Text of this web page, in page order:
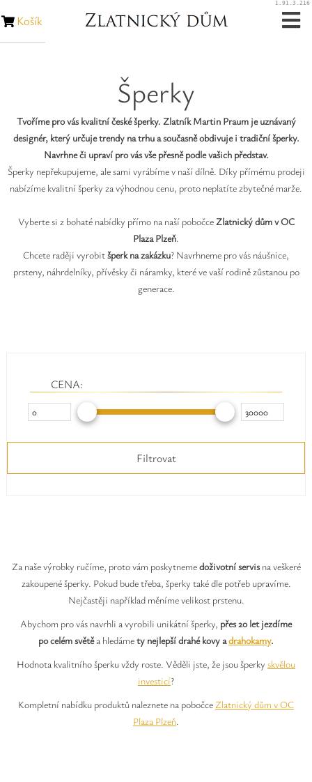
Snubní prsteny
Zakázková výroba
Opravy šperků
Diamanty
Rubíny
Košík
1.91.3.216
Šperky
Tvoříme pro vás kvalitní české šperky. Zlatník Martin Praum je uznávaný
designér, který určuje trendy na trhu a současně obdivuje i tradiční šperky.
Navrhne či upraví pro vás vše přesně podle vašich představ.
Šperky nepřekupujeme, ale sami vyrábíme v naší dílně. Díky přímému prodeji
nabízíme kvalitní šperky za výhodnou cenu, proto neplatíte zbytečné marže.
Vyberte si z bohaté nabídky přímo na naší pobočceZlatnický dům v OC
Plaza Plzeň.
Chcete raději vyrobitšperk na zakázku? Navrhneme pro vás náušnice,
prsteny, náhrdelníky, přívěsky či náramky, které ve vaší rodině zůstanou po
generace.
CENA:
Filtrovat
Za naše výrobky ručíme, proto vám poskytnemedoživotní servisna veškeré
zakoupené šperky. Pokud bude třeba, šperky také dle potřeb upravíme.
Nejčastěji například měníme velikost prstenu.
Abychom pro vás navrhli a vyrobili unikátní šperky, přes 20 let jezdíme
po celém světěa hledámety nejlepší drahé kovy adrahokamy.
Hodnota kvalitního šperku vždy roste. Věděli jste, že jsou šperky skvělou
investicí?
Kompletní nabídku produktů naleznete na pobočceZlatnický dům v OC
Plaza Plzeň.